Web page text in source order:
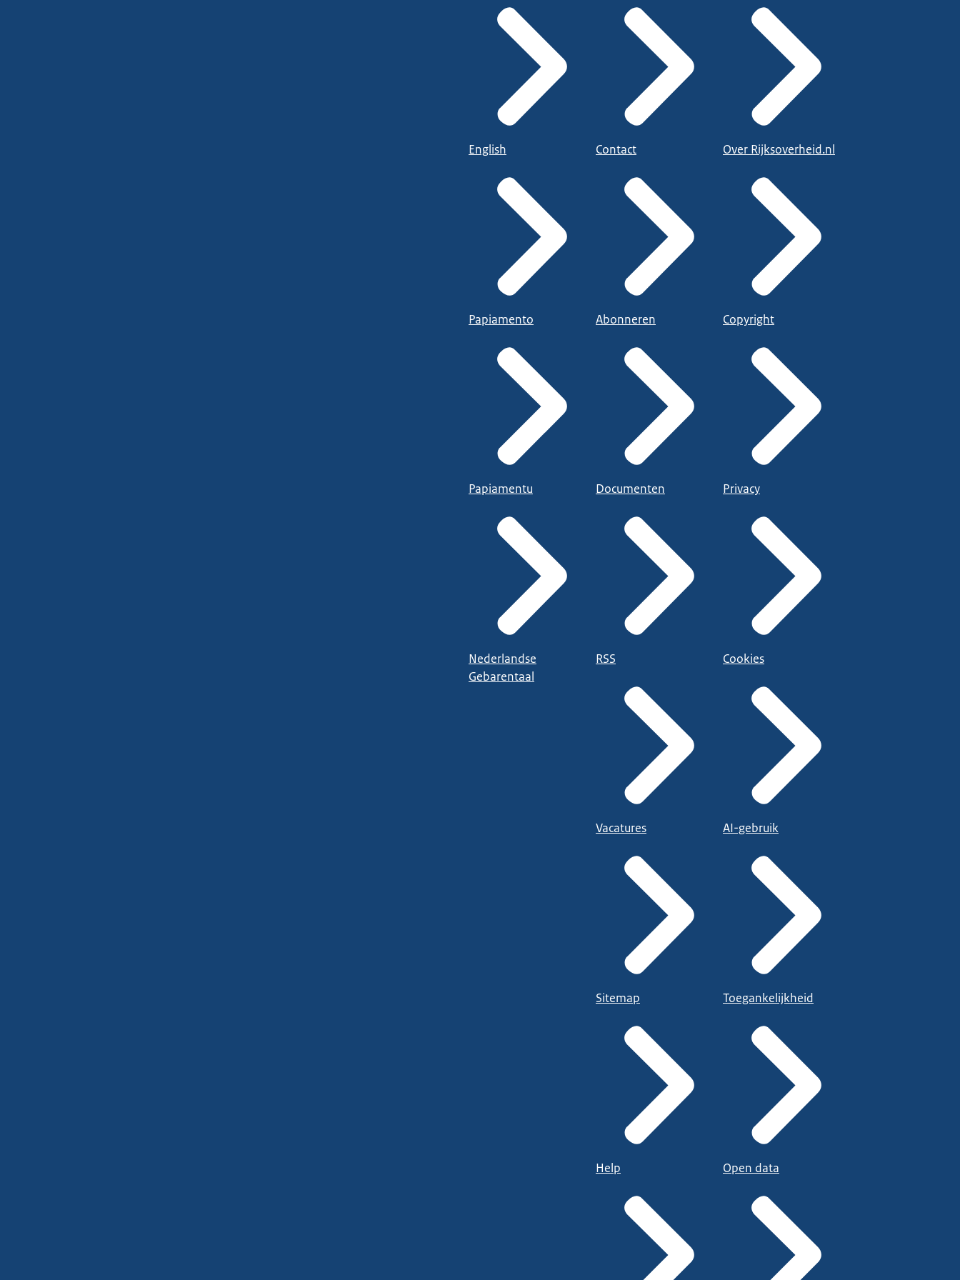
English
Papiamento
Papiamentu
Nederlandse
Gebarentaal
Contact
Abonneren
Documenten
RSS
Vacatures
Sitemap
Help
Over Rijksoverheid.nl
Copyright
Privacy
Cookies
AI-gebruik
Toegankelijkheid
Open data